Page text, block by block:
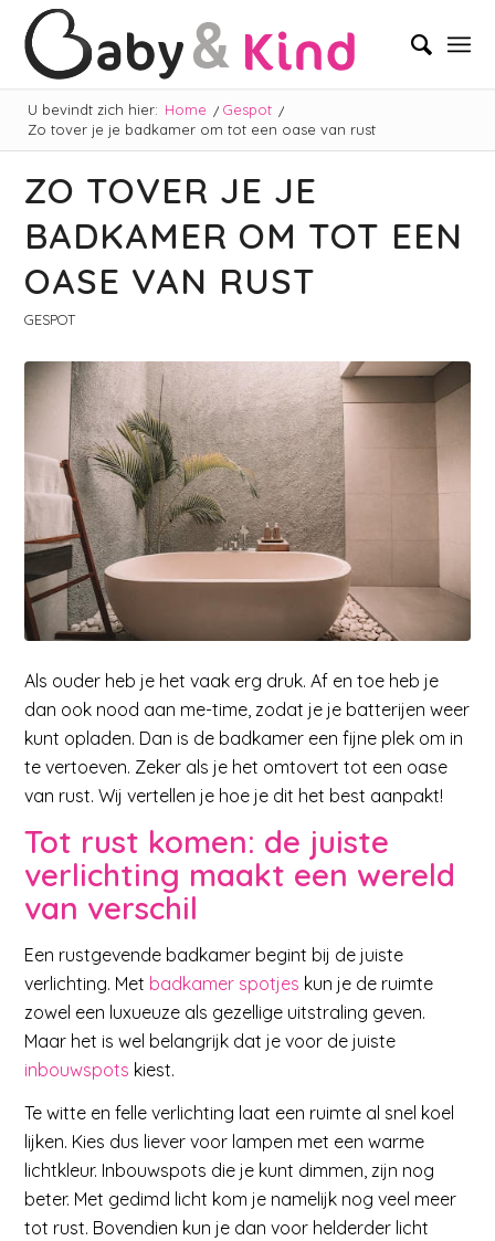
U bevindt zich hier: Home / Gespot /
Zo tover je je badkamer om tot een oase van rust
ZO TOVER JE JE
BADKAMER OM TOT EEN
OASE VAN RUST
GESPOT
Als ouder heb je het vaak erg druk. Af en toe heb je
dan ook nood aan me-time, zodat je je batterijen weer
kunt opladen. Dan is de badkamer een fijne plek om in
te vertoeven. Zeker als je het omtovert tot een oase
van rust. Wij vertellen je hoe je dit het best aanpakt!
Tot rust komen: de juiste
verlichting maakt een wereld
van verschil
Een rustgevende badkamer begint bij de juiste
verlichting. Met badkamer spotjes kun je de ruimte
zowel een luxueuze als gezellige uitstraling geven.
Maar het is wel belangrijk dat je voor de juiste
inbouwspots kiest.
Te witte en felle verlichting laat een ruimte al snel koel
lijken. Kies dus liever voor lampen met een warme
lichtkleur. Inbouwspots die je kunt dimmen, zijn nog
beter. Met gedimd licht kom je namelijk nog veel meer
tot rust. Bovendien kun je dan voor helderder licht